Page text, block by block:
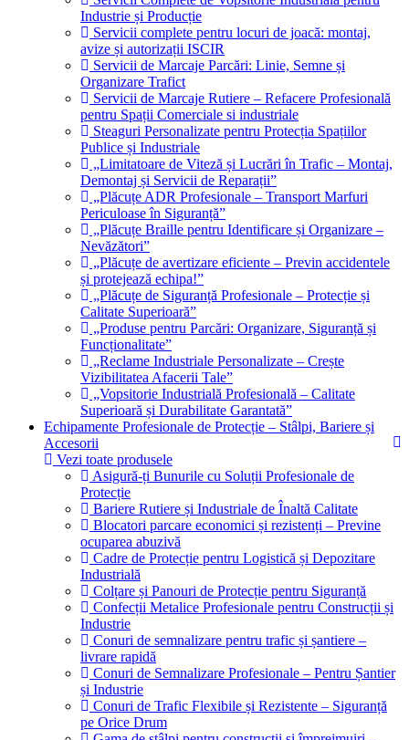
Industrie și Producție
Servicii complete pentru locuri de joacă: montaj,
avize și autorizații ISCIR
Servicii de Marcaje Parcări: Linie, Semne și
Organizare Trafict
Servicii de Marcaje Rutiere – Refacere Profesională
pentru Spații Comerciale si industriale
Steaguri Personalizate pentru Protecția Spațiilor
Publice și Industriale
„Limitatoare de Viteză și Lucrări în Trafic – Montaj,
Demontaj și Servicii de Reparații”
„Plăcuțe ADR Profesionale – Transport Marfuri
Periculoase în Siguranță”
„Plăcuțe Braille pentru Identificare și Organizare –
Nevăzători”
„Plăcuțe de avertizare eficiente – Previn accidentele
și protejează echipa!”
„Plăcuțe de Siguranță Profesionale – Protecție și
Calitate Superioară”
„Produse pentru Parcări: Organizare, Siguranță și
Funcționalitate”
„Reclame Industriale Personalizate – Crește
Vizibilitatea Afacerii Tale”
„Vopsitorie Industrială Profesională – Calitate
Superioară și Durabilitate Garantată”
Echipamente Profesionale de Protecție – Stâlpi, Bariere și
Accesorii
Vezi toate produsele
Asigură-ți Bunurile cu Soluții Profesionale de
Protecție
Bariere Rutiere și Industriale de Înaltă Calitate
Blocatori parcare economici și rezistenți – Previne
ocuparea abuzivă
Cadre de Protecție pentru Logistică și Depozitare
Industrială
Colțare și Panouri de Protecție pentru Siguranță
Confecții Metalice Profesionale pentru Construcții și
Industrie
Conuri de semnalizare pentru trafic și șantiere –
livrare rapidă
Conuri de Semnalizare Profesionale – Pentru Șantier
și Industrie
Conuri de Trafic Flexibile și Rezistente – Siguranță
pe Orice Drum